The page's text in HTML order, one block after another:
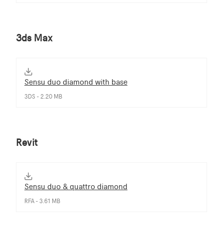
3ds Max
Sensu duo diamond with base
3DS - 2.20 MB
Revit
Sensu duo & quattro diamond
RFA - 3.61 MB